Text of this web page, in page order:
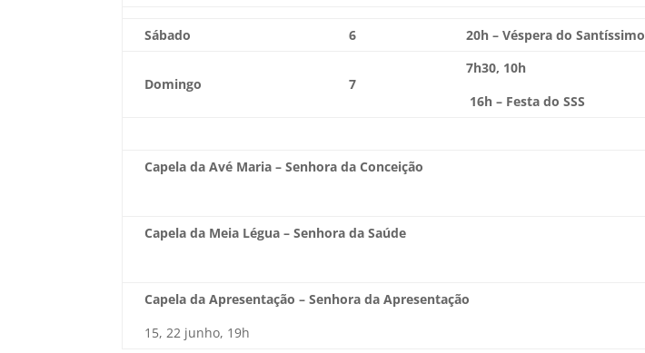
Sábado 6 20h – Véspera do Santíssimo
Domingo 7
7h30, 10h
16h – Festa do SSS
Capela da Avé Maria – Senhora da Conceição
Capela da Meia Légua – Senhora da Saúde
Capela da Apresentação – Senhora da Apresentação
15, 22 junho, 19h